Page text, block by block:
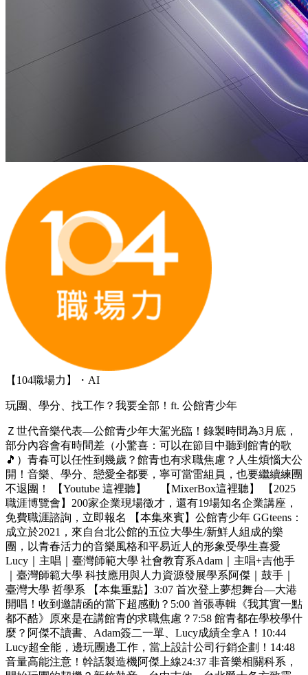
【104職場力】・AI
玩團、學分、找工作？我要全部！ft. 公館青少年
Ｚ世代音樂代表—公館青少年大駕光臨！錄製時間為3月底，
部分內容會有時間差（小驚喜：可以在節目中聽到館青的歌
🎵）青春可以任性到幾歲？館青也有求職焦慮？人生煩惱大公
開！音樂、學分、戀愛全都要，寧可當雷組員，也要繼續練團
不退團！ 【Youtube 這裡聽】 【MixerBox這裡聽】 【2025
職涯博覽會】200家企業現場徵才，還有19場知名企業講座，
免費職涯諮詢，立即報名 【本集來賓】公館青少年 GGteens：
成立於2021，來自台北公館的五位大學生/新鮮人組成的樂
團，以青春活力的音樂風格和平易近人的形象受學生喜愛
Lucy｜主唱｜臺灣師範大學 社會教育系Adam｜主唱+吉他手
｜臺灣師範大學 科技應用與人力資源發展學系阿傑｜鼓手｜
臺灣大學 哲學系 【本集重點】3:07 首次登上夢想舞台—大港
開唱！收到邀請函的當下超感動？5:00 首張專輯《我其實一點
都不酷》原來是在講館青的求職焦慮？7:58 館青都在學校學什
麼？阿傑不讀書、Adam簽二一單、Lucy成績全拿A！10:44
Lucy超全能，邊玩團邊工作，當上設計公司行銷企劃！14:48
音量高能注意！幹話製造機阿傑上線24:37 非音樂相關科系，